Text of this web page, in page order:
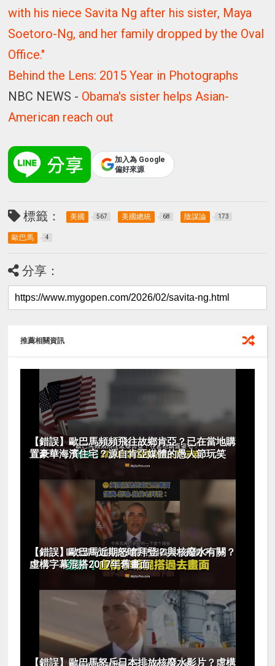
with his niece Savita Ng after his sister, Maya
Soetoro-Ng, and her family dropped by the Oval
Office."
Behind the Lens: 2015 Year in Photographs
NBC NEWS - Obama's sister helps Asian-
American reach out
加入為 Google
偏好來源
標籤： 美國 567 美國總統 68 陰謀論 173
歐巴馬 4
分享：
推薦相關資訊
【錯誤】歐巴馬頻頻飛往故鄉肯亞？已在當地購
置豪華海濱住宅？源自肯亞媒體的愚人節玩笑
【錯誤】歐巴馬近期怒嗆拜登？與核廢水有關？
虛構字幕混搭2017年舊畫面
【錯誤】歐巴馬怒斥日本排放核廢水影片？虛構